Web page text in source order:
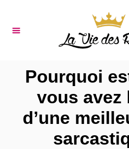
Pourquoi
vous avez
d’une